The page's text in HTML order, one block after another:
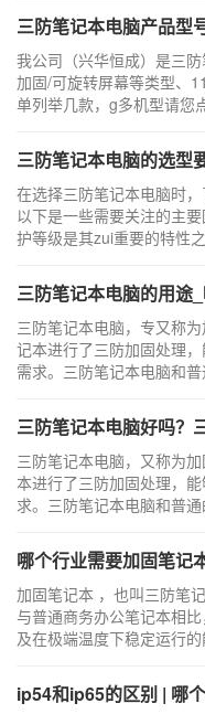
三防笔记本电脑产品型
我公司（兴华恒成）是三
加固/可旋转屏幕等类型、
单列举几款，g多机型请您
三防笔记本电脑的选型
在选择三防笔记本电脑时
以下是一些需要关注的主
护等级是其zui重要的特性
三防笔记本电脑的用途_哪些
三防笔记本电脑，专又称
记本进行了三防加固处理
需求。三防笔记本电脑和
三防笔记本电脑好吗？三防笔
三防笔记本电脑，又称为
本进行了三防加固处理，
求。三防笔记本电脑和普
哪个行业需要加固笔记
加固笔记本 ，也叫三防笔
与普通商务办公笔记本相
及在极端温度下稳定运行
ip54和ip65的区别 | 哪